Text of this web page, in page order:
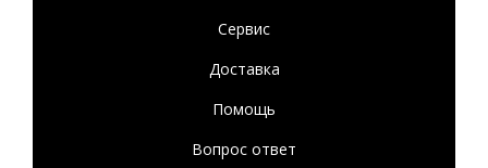
Сервис
Доставка
Помощь
Вопрос ответ